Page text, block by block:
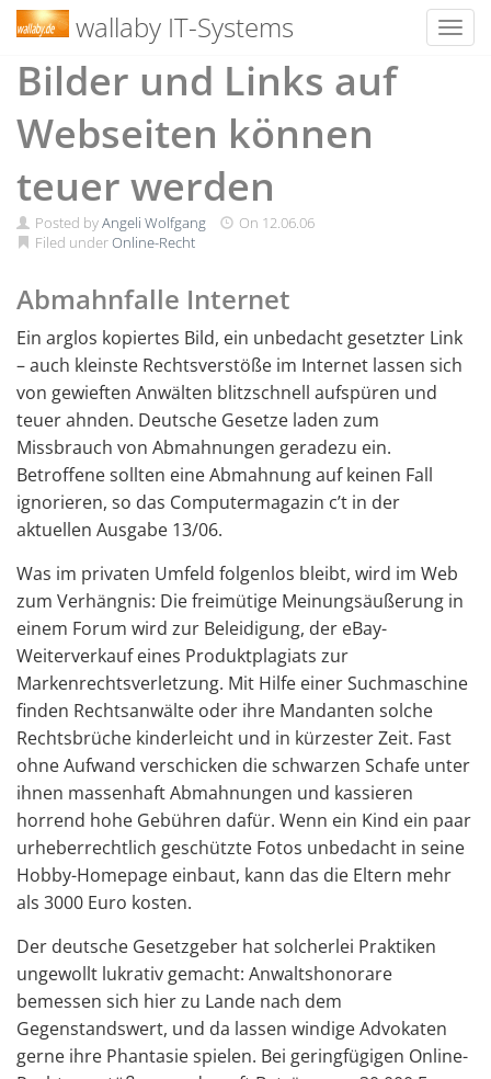
Skip
wallaby IT-Systems
Bilder und Links auf
Webseiten können
teuer werden
Posted byAngeli Wolfgang On 12.06.06
Filed underOnline-Recht
Abmahnfalle Internet
Ein arglos kopiertes Bild, ein unbedacht gesetzter Link
– auch kleinste Rechtsverstöße im Internet lassen sich
von gewieften Anwälten blitzschnell aufspüren und
teuer ahnden. Deutsche Gesetze laden zum
Missbrauch von Abmahnungen geradezu ein.
Betroffene sollten eine Abmahnung auf keinen Fall
ignorieren, so das Computermagazin c’t in der
aktuellen Ausgabe 13/06.
Was im privaten Umfeld folgenlos bleibt, wird im Web
zum Verhängnis: Die freimütige Meinungsäußerung in
einem Forum wird zur Beleidigung, der eBay-
Weiterverkauf eines Produktplagiats zur
Markenrechtsverletzung. Mit Hilfe einer Suchmaschine
finden Rechtsanwälte oder ihre Mandanten solche
Rechtsbrüche kinderleicht und in kürzester Zeit. Fast
ohne Aufwand verschicken die schwarzen Schafe unter
ihnen massenhaft Abmahnungen und kassieren
horrend hohe Gebühren dafür. Wenn ein Kind ein paar
urheberrechtlich geschützte Fotos unbedacht in seine
Hobby-Homepage einbaut, kann das die Eltern mehr
als 3000 Euro kosten.
Der deutsche Gesetzgeber hat solcherlei Praktiken
ungewollt lukrativ gemacht: Anwaltshonorare
bemessen sich hier zu Lande nach dem
Gegenstandswert, und da lassen windige Advokaten
gerne ihre Phantasie spielen. Bei geringfügigen Online-